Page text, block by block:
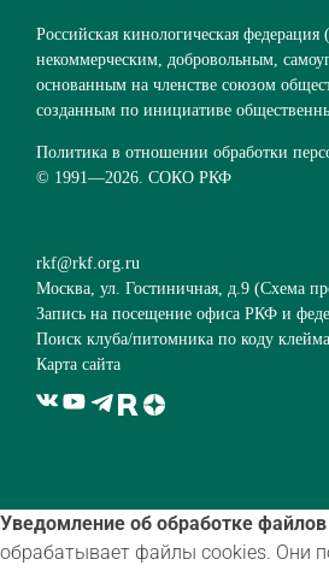
Российская кинологическая федерация
некоммерческим, добровольным,
основанным на членстве союзом
созданным по инициативе
Политика в отношении обработки
© 1991—2026. СОКО РКФ
rkf@rkf.org.ru
Москва, ул. Гостиничная, д.9 (Схема
Запись на посещение офиса РКФ и
Поиск клуба/питомника по коду клейма
Карта сайта
Уведомление об обработке
обрабатывает файлы cookies. Они